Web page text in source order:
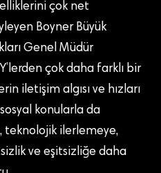
çok net
Boyner Büyük
Genel Müdür
çok daha farklı bir
iletişim algısı ve hızları
konularla da
teknolojik ilerlemeye,
ve eşitsizliğe daha